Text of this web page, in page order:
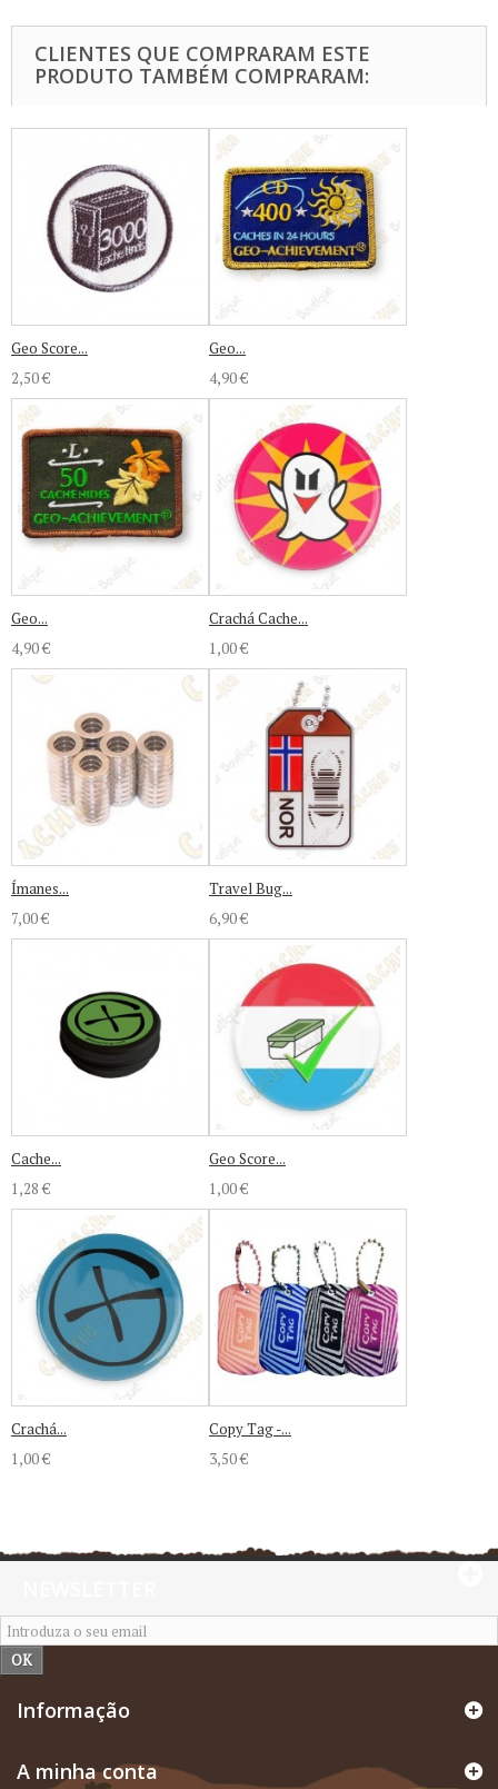
CLIENTES QUE COMPRARAM ESTE
PRODUTO TAMBÉM COMPRARAM:
Geo Score...
2,50 €
Geo...
4,90 €
Geo...
4,90 €
Crachá Cache...
1,00 €
Ímanes...
7,00 €
Travel Bug...
6,90 €
Cache...
1,28 €
Geo Score...
1,00 €
Crachá...
1,00 €
Copy Tag -...
3,50 €
OK
Informação
A minha conta